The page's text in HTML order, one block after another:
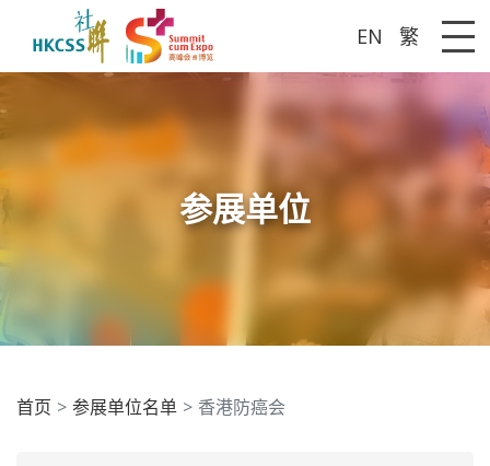
EN 繁
参展单位
首页 参展单位名单 香港防癌会